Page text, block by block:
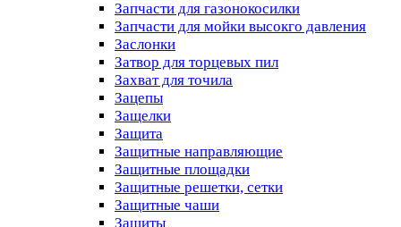
Запчасти для газонокосилки
Запчасти для мойки высокго давления
Заслонки
Затвор для торцевых пил
Захват для точила
Зацепы
Защелки
Защита
Защитные направляющие
Защитные площадки
Защитные решетки, сетки
Защитные чаши
Защиты